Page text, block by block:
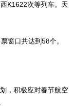
K1622次等列车。天
窗口共达到58个。
，积极应对春节航空